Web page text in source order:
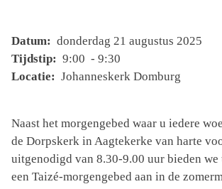
Datum: donderdag 21 augustus 2025
Tijdstip: 9:00 - 9:30
Locatie: Johanneskerk Domburg
Naast het morgengebed waar u iedere
de Dorpskerk in Aagtekerke van harte
uitgenodigd van 8.30-9.00 uur bieden we
een Taizé-morgengebed aan in de